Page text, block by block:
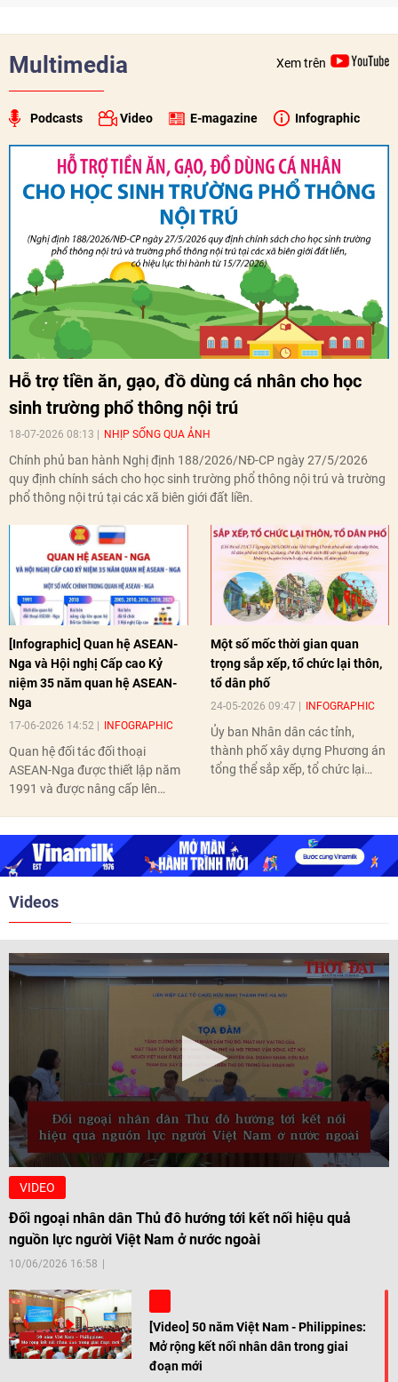
Multimedia Xem trên
Podcasts Video E-magazine Infographic
Hỗ trợ tiền ăn, gạo, đồ dùng cá nhân cho học
sinh trường phổ thông nội trú
18-07-2026 08:13 NHỊP SỐNG QUA ẢNH
Chính phủ ban hành Nghị định 188/2026/NĐ-CP ngày 27/5/2026
quy định chính sách cho học sinh trường phổ thông nội trú và trường
phổ thông nội trú tại các xã biên giới đất liền.
[Infographic] Quan hệ ASEAN-
Nga và Hội nghị Cấp cao Kỷ
niệm 35 năm quan hệ ASEAN-
Nga
17-06-2026 14:52 INFOGRAPHIC
Quan hệ đối tác đối thoại
ASEAN-Nga được thiết lập năm
1991 và được nâng cấp lên
nghị Cấp cao vào các năm 2005,
2010, 2016, 2018, 2021.
Một số mốc thời gian quan
trọng sắp xếp, tổ chức lại thôn,
tổ dân phố
24-05-2026 09:47 INFOGRAPHIC
Ủy ban Nhân dân các tỉnh,
thành phố xây dựng Phương án
tổng thể sắp xếp, tổ chức lại
Videos
VIDEO
Đối ngoại nhân dân Thủ đô hướng tới kết nối hiệu quả
nguồn lực người Việt Nam ở nước ngoài
10/06/2026 16:58
[Video] 50 năm Việt Nam - Philippines:
Mở rộng kết nối nhân dân trong giai
đoạn mới